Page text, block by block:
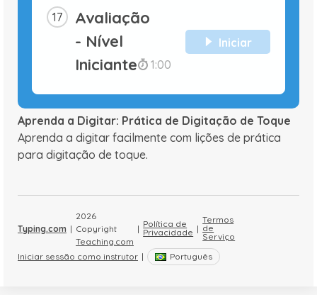
Avaliação
- Nível
Iniciante
1:00
Iniciar
Aprenda a Digitar: Prática de Digitação de Toque
Aprenda a digitar facilmente com lições de prática
para digitação de toque.
Typing.com |
2026
Copyright
Teaching.com
| Política de
Privacidade |
Termos
de
Serviço
Iniciar sessão como instrutor | Português